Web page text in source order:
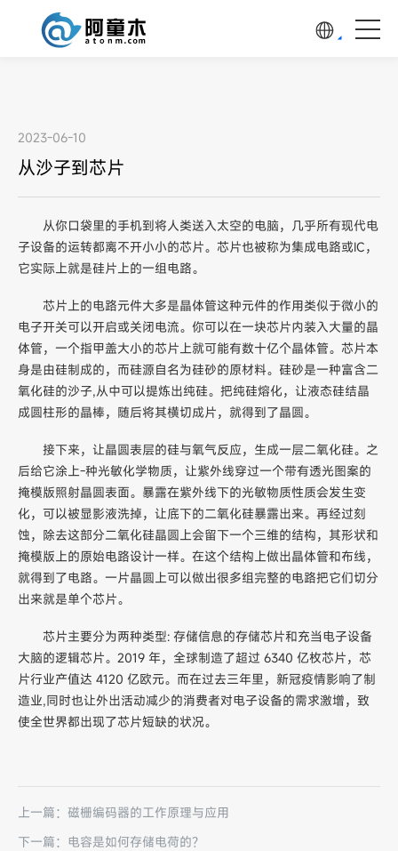
2023-06-10
从沙子到芯片
从你口袋里的手机到将人类送入太空的电脑，几乎所有现代电
子设备的运转都离不开小小的芯片。芯片也被称为集成电路或IC，
它实际上就是硅片上的一组电路。
芯片上的电路元件大多是晶体管这种元件的作用类似于微小的
电子开关可以开启或关闭电流。你可以在一块芯片内装入大量的晶
体管，一个指甲盖大小的芯片上就可能有数十亿个晶体管。芯片本
身是由硅制成的，而硅源自名为硅砂的原材料。硅砂是一种富含二
氧化硅的沙子,从中可以提炼出纯硅。把纯硅熔化，让液态硅结晶
成圆柱形的晶棒，随后将其横切成片，就得到了晶圆。
接下来，让晶圆表层的硅与氧气反应，生成一层二氧化硅。之
后给它涂上-种光敏化学物质，让紫外线穿过一个带有透光图案的
掩模版照射晶圆表面。暴露在紫外线下的光敏物质性质会发生变
化，可以被显影液洗掉，让底下的二氧化硅暴露出来。再经过刻
蚀，除去这部分二氧化硅晶圆上会留下一个三维的结构，其形状和
掩模版上的原始电路设计一样。在这个结构上做出晶体管和布线，
就得到了电路。一片晶圆上可以做出很多组完整的电路把它们切分
出来就是单个芯片。
芯片主要分为两种类型: 存储信息的存储芯片和充当电子设备
大脑的逻辑芯片。2019 年，全球制造了超过 6340 亿枚芯片，芯
片行业产值达 4120 亿欧元。而在过去三年里，新冠疫情影响了制
造业,同时也让外出活动减少的消费者对电子设备的需求激增，致
使全世界都出现了芯片短缺的状况。
上一篇：磁栅编码器的工作原理与应用
下一篇：电容是如何存储电荷的？